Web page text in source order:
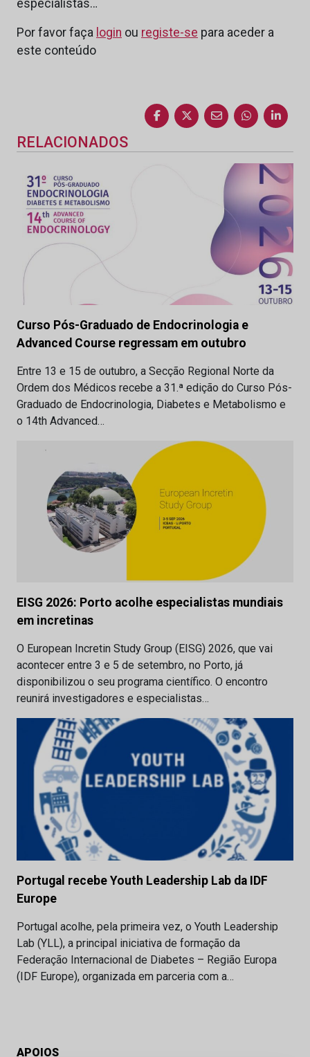
especialistas…
Por favor faça login ou registe-se para aceder a
este conteúdo
RELACIONADOS
Curso Pós-Graduado de Endocrinologia e
Advanced Course regressam em outubro
Entre 13 e 15 de outubro, a Secção Regional Norte da
Ordem dos Médicos recebe a 31.ª edição do Curso Pós-
Graduado de Endocrinologia, Diabetes e Metabolismo e
o 14th Advanced…
EISG 2026: Porto acolhe especialistas mundiais
em incretinas
O European Incretin Study Group (EISG) 2026, que vai
acontecer entre 3 e 5 de setembro, no Porto, já
disponibilizou o seu programa científico. O encontro
reunirá investigadores e especialistas…
Portugal recebe Youth Leadership Lab da IDF
Europe
Portugal acolhe, pela primeira vez, o Youth Leadership
Lab (YLL), a principal iniciativa de formação da
Federação Internacional de Diabetes – Região Europa
(IDF Europe), organizada em parceria com a…
APOIOS